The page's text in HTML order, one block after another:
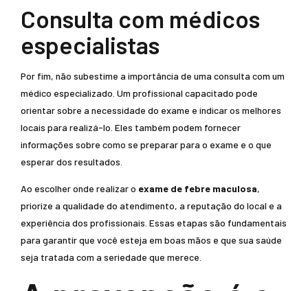
Consulta com médicos
especialistas
Por fim, não subestime a importância de uma consulta com um
médico especializado. Um profissional capacitado pode
orientar sobre a necessidade do exame e indicar os melhores
locais para realizá-lo. Eles também podem fornecer
informações sobre como se preparar para o exame e o que
esperar dos resultados.
Ao escolher onde realizar o exame de febre maculosa,
priorize a qualidade do atendimento, a reputação do local e a
experiência dos profissionais. Essas etapas são fundamentais
para garantir que você esteja em boas mãos e que sua saúde
seja tratada com a seriedade que merece.